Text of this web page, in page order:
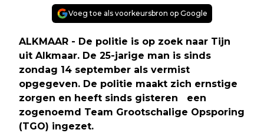
Voeg toe als voorkeursbron op Google
ALKMAAR - De politie is op zoek naar Tijn
uit Alkmaar. De 25-jarige man is sinds
zondag 14 september als vermist
opgegeven. De politie maakt zich ernstige
zorgen en heeft sinds gisteren een
zogenoemd Team Grootschalige Opsporing
(TGO) ingezet.